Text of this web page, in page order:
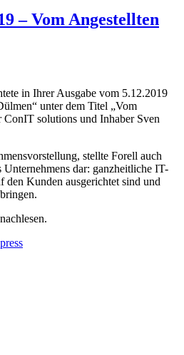
– Vom Angestellten
in Ihrer Ausgabe vom 5.12.2019
unter dem Titel „Vom
ConIT solutions und Inhaber Sven
stellte Forell auch
Unternehmens dar: ganzheitliche IT-
den Kunden ausgerichtet sind und